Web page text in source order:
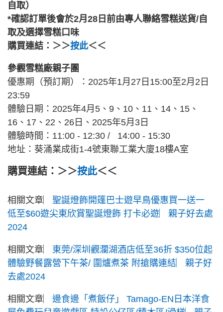
自取）
*確認訂單後會於2月28日前由專人聯絡雪糕送貨/自
取及選擇雪糕口味
購買連結：＞＞按此＜＜
參觀雪糕廠親子團
優惠期（預訂期）：2025年1月27日15:00至2月2日
23:59
體驗日期：2025年4月5、9、10、11、14、15、
16、17、22、26日、2025年5月3日
體驗時間：11:00 - 12:30 / 14:00 - 15:30
地址：葵涌業成街1-4號東聯工業大廈18樓A室
購買連結：＞＞按此＜＜
相關文章︳ 聖誕燈飾開篷巴士遊早鳥優惠買一送一
低至$60遊尖東欣賞聖誕燈飾 打卡必遊︳親子好去處
2024
相關文章︳ 東莞/深圳觀瀾湖酒店低至36折 $350位起
體驗野餐露營下午茶/ 圍爐煮茶 附搶購連結︳親子好
去處2024
相關文章︳ 邊食邊「煮飯仔」 Tamago-EN日本洋食